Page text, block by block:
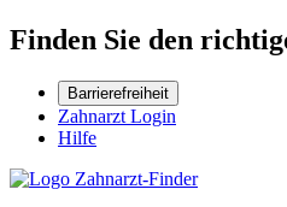
Finden Sie den
Barrierefreiheit
Zahnarzt Login
Hilfe